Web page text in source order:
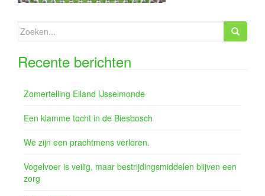
Zoeken
naar:
Recente berichten
Zomertelling Eiland IJsselmonde
Een klamme tocht in de Biesbosch
We zijn een prachtmens verloren.
Vogelvoer is veilig, maar bestrijdingsmiddelen blijven een
zorg